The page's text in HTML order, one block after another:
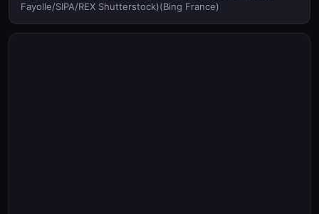
Fayolle/SIPA/REX Shutterstock)(Bing France)